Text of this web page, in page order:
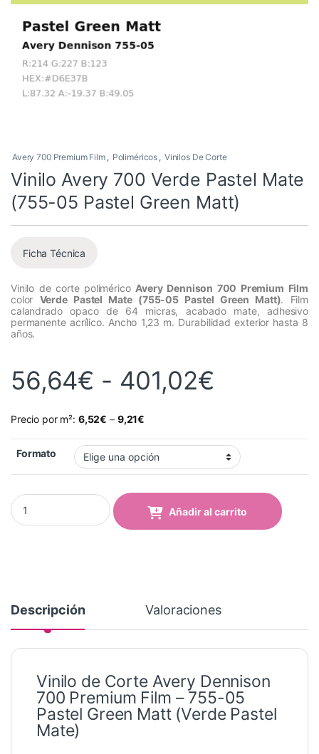
Avery 700 Premium Film , Poliméricos , Vinilos De Corte
Vinilo Avery 700 Verde Pastel Mate
(755-05 Pastel Green Matt)
Ficha Técnica
Vinilo de corte polimérico Avery Dennison 700 Premium Film
color Verde Pastel Mate (755-05 Pastel Green Matt). Film
calandrado opaco de 64 micras, acabado mate, adhesivo
permanente acrílico. Ancho 1,23 m. Durabilidad exterior hasta 8
años.
56,64€ - 401,02€
Precio por m²: 6,52€ – 9,21€
Formato
Vinilo Avery 700 Verde Pastel Mate (755-05 Pastel Green Matt)
Añadir al carrito
Descripción Valoraciones
Vinilo de Corte Avery Dennison
700 Premium Film – 755-05
Pastel Green Matt (Verde Pastel
Mate)